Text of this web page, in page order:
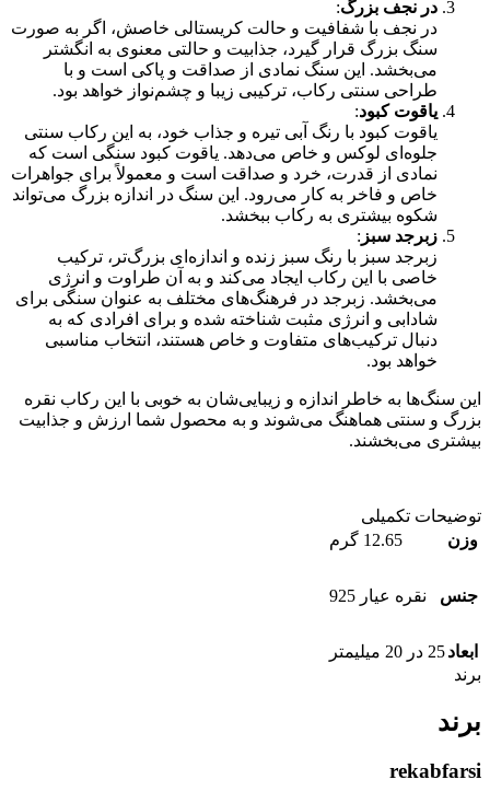
در نجف بزرگ:
در نجف با شفافیت و حالت کریستالی خاصش، اگر به صورت
سنگ بزرگ قرار گیرد، جذابیت و حالتی معنوی به انگشتر
می‌بخشد. این سنگ نمادی از صداقت و پاکی است و با
طراحی سنتی رکاب، ترکیبی زیبا و چشم‌نواز خواهد بود.
یاقوت کبود:
یاقوت کبود با رنگ آبی تیره و جذاب خود، به این رکاب سنتی
جلوه‌ای لوکس و خاص می‌دهد. یاقوت کبود سنگی است که
نمادی از قدرت، خرد و صداقت است و معمولاً برای جواهرات
خاص و فاخر به کار می‌رود. این سنگ در اندازه بزرگ می‌تواند
شکوه بیشتری به رکاب ببخشد.
زبرجد سبز :
زبرجد سبز با رنگ سبز زنده و اندازه‌ای بزرگ‌تر، ترکیب
خاصی با این رکاب ایجاد می‌کند و به آن طراوت و انرژی
می‌بخشد. زبرجد در فرهنگ‌های مختلف به عنوان سنگی برای
شادابی و انرژی مثبت شناخته شده و برای افرادی که به
دنبال ترکیب‌های متفاوت و خاص هستند، انتخاب مناسبی
خواهد بود.
این سنگ‌ها به خاطر اندازه و زیبایی‌شان به خوبی با این رکاب نقره
بزرگ و سنتی هماهنگ می‌شوند و به محصول شما ارزش و جذابیت
بیشتری می‌بخشند.
توضیحات تکمیلی
وزن
12.65 گرم
جنس نقره عیار 925
ابعاد25 در 20 میلیمتر
برند
برند
rekabfarsi